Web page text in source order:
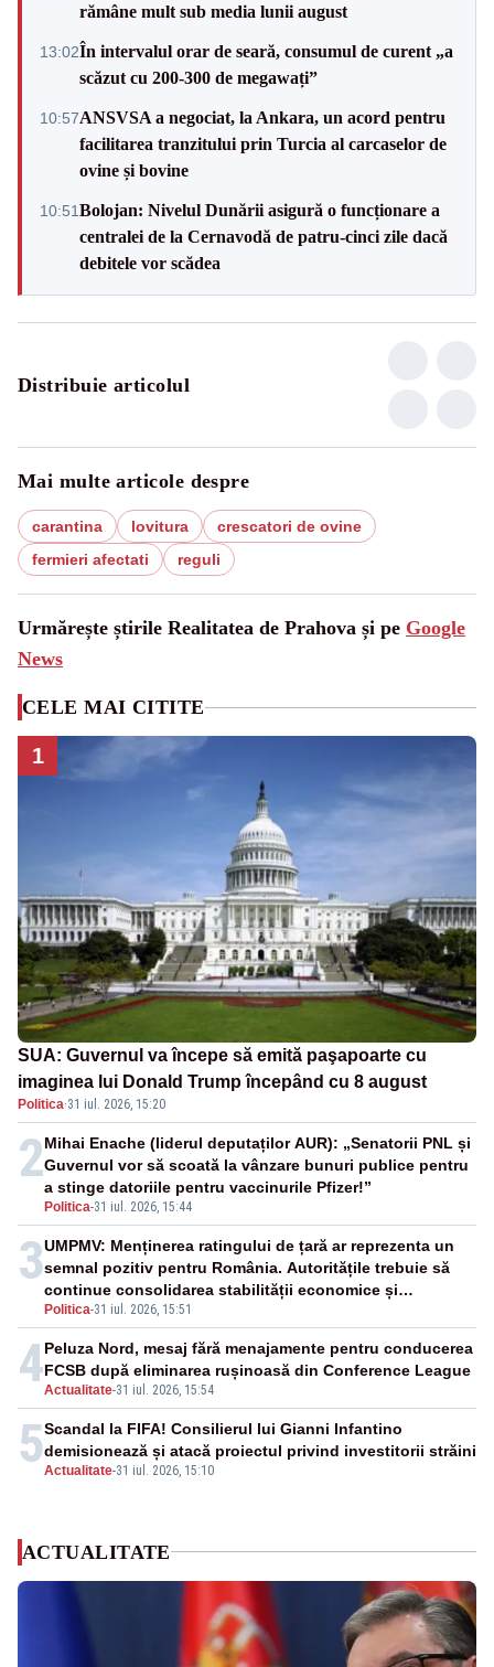
rămâne mult sub media lunii august
13:02În intervalul orar de seară, consumul de curent „a
scăzut cu 200-300 de megawați”
10:57ANSVSA a negociat, la Ankara, un acord pentru
facilitarea tranzitului prin Turcia al carcaselor de
ovine și bovine
10:51Bolojan: Nivelul Dunării asigură o funcționare a
centralei de la Cernavodă de patru-cinci zile dacă
debitele vor scădea
Distribuie articolul
Mai multe articole despre
carantina lovitura
crescatori de ovine
fermieri afectati
reguli
Urmărește știrile Realitatea de Prahova și pe Google
News
CELE MAI CITITE
1
SUA: Guvernul va începe să emită paşapoarte cu
imaginea lui Donald Trump începând cu 8 august
Politica·31 iul. 2026, 15:20
2
Politica-31 iul. 2026, 15:44
Mihai Enache (liderul deputaților AUR): „Senatorii PNL și
Guvernul vor să scoată la vânzare bunuri publice pentru
a stinge datoriile pentru vaccinurile Pfizer!”
3
Politica-31 iul. 2026, 15:51
UMPMV: Menținerea ratingului de țară ar reprezenta un
semnal pozitiv pentru România. Autoritățile trebuie să
continue consolidarea stabilității economice și
financiare
4Actualitate-31 iul. 2026, 15:54
Peluza Nord, mesaj fără menajamente pentru conducerea
FCSB după eliminarea rușinoasă din Conference League
5Actualitate-31 iul. 2026, 15:10
Scandal la FIFA! Consilierul lui Gianni Infantino
demisionează și atacă proiectul privind investitorii străini
ACTUALITATE